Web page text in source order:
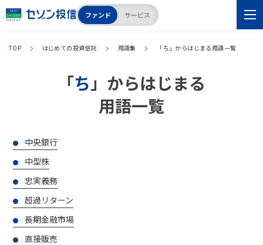
ファンド サービス
TOP はじめての投資信託 用語集 「ち 」からはじまる用語一覧
「ち」からはじまる
用語一覧
中央銀行
中型株
忠実義務
超過リターン
長期金融市場
直接販売